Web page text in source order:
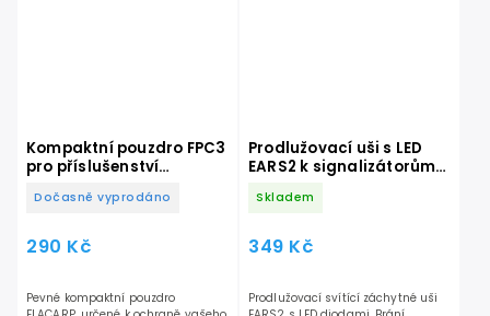
Kompaktní pouzdro FPC3
pro příslušenství
Dočasně vyprodáno
290 Kč
Pevné kompaktní pouzdro
Prodlužovací uši s LED
EARS2 k signalizátorům
Skladem
349 Kč
Prodlužovací svítící záchytné uši